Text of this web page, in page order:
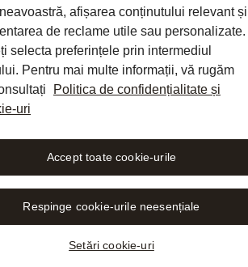
afișarea conținutului relevant și
de reclame utile sau personalizate.
selecta preferințele prin intermediul
Pentru mai multe informații, vă rugăm
Politica de confidențialitate și
uri
Setări cookie-uri
Respinge cookie-urile neesențiale
Accept toate cookie-urile